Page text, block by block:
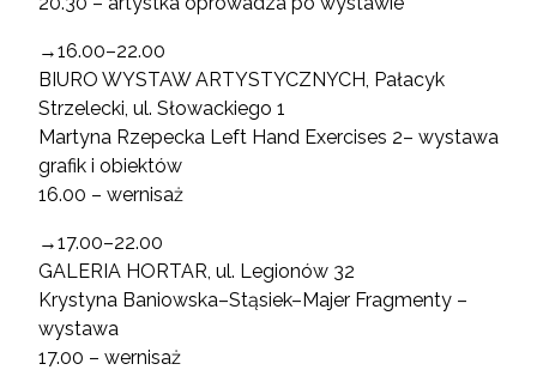
→16.00–22.00
BIURO WYSTAW ARTYSTYCZNYCH, Pałacyk
Strzelecki, ul. Słowackiego 1
Martyna Rzepecka Left Hand Exercises 2– wystawa
grafik i obiektów
16.00 – wernisaż
→17.00–22.00
GALERIA HORTAR, ul. Legionów 32
Krystyna Baniowska–Stąsiek–Majer Fragmenty –
wystawa
17.00 – wernisaż